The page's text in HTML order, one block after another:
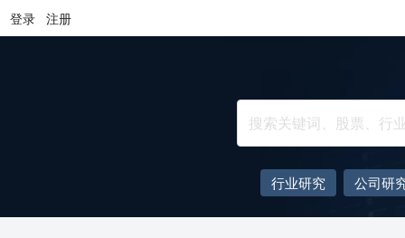
登录 注册
行业研究 公司研